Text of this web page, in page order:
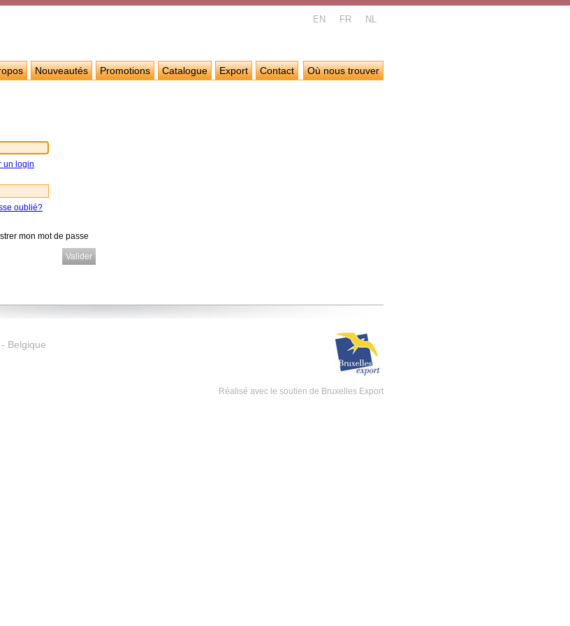
EN FR NL
Nouveautés Promotions Catalogue Export Contact Où nous trouver
un login
oublié?
mon mot de passe
Belgique
Réalisé avec le soutien de Bruxelles Export